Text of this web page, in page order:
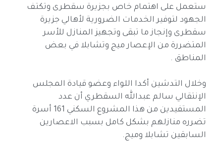
ستعمل على اهتمام خاص بجزيرة سقطرى وتكتف
الجهود لتوفير الخدمات الضرورية لأهالي جزيرة
سقطرى وإنجاز ما تبقى وتجهيز المنازل للأسر
المتضررة من الإعصار ميج وتشابلا في بعض
المناطق .
وخلال التدشين أكدا اللواء وعضو قيادة المجلس
الإنتقالي سالم عبدالله السقطري أن عدد
المستفيدين من هذا المشروع السكني 161 أسرة
تضرره منازلهم بشكل كامل بسبب الاعصارين
السابقين تشابلا وميج.